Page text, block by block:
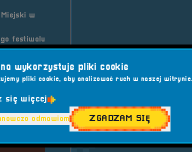
w
festiwalu
Otwieramy
wykorzystuje pliki cookie
pliki cookie, aby analizować ruch w naszej
się więcej
odmawiam ZGADZAM SIĘ